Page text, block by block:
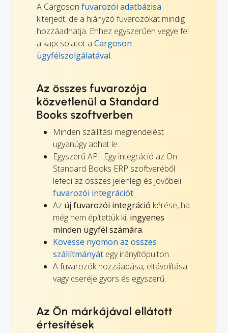
A Cargoson fuvarozói adatbázisa
kiterjedt, de a hiányzó fuvarozókat mindig
hozzáadhatja. Ehhez egyszerűen vegye fel
a kapcsolatot a Cargoson
ügyfélszolgálatával.
Az összes fuvarozója
közvetlenül a Standard
Books szoftverben
Minden szállítási megrendelést
ugyanúgy adhat le.
Egyszerű API: Egy integráció az Ön
Standard Books ERP szoftveréből
lefedi az összes jelenlegi és jövőbeli
fuvarozói integrációt.
Az új fuvarozói integráció kérése, ha
még nem építettük ki, ingyenes
minden ügyfél számára.
Kövesse nyomon az összes
szállítmányát egy irányítópulton.
A fuvarozók hozzáadása, eltávolítása
vagy cseréje gyors és egyszerű.
Az Ön márkájával ellátott
értesítések